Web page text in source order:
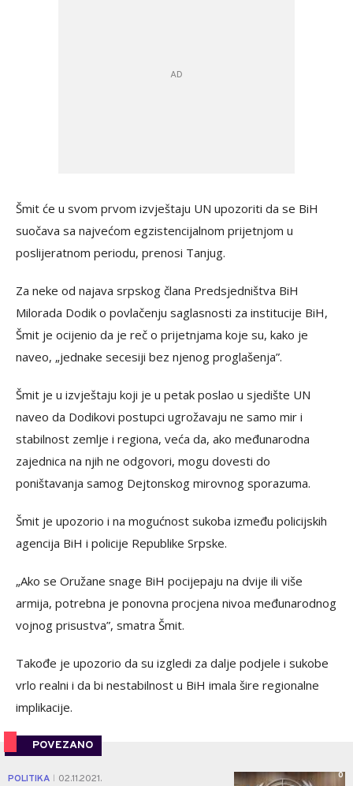
Šmit će u svom prvom izvještaju UN upozoriti da se BiH
suočava sa najvećom egzistencijalnom prijetnjom u
poslijeratnom periodu, prenosi Tanjug.
Za neke od najava srpskog člana Predsjedništva BiH
Milorada Dodik o povlačenju saglasnosti za institucije BiH,
Šmit je ocijenio da je reč o prijetnjama koje su, kako je
naveo, „jednake secesiji bez njenog proglašenja”.
Šmit je u izvještaju koji je u petak poslao u sjedište UN
naveo da Dodikovi postupci ugrožavaju ne samo mir i
stabilnost zemlje i regiona, veća da, ako međunarodna
zajednica na njih ne odgovori, mogu dovesti do
poništavanja samog Dejtonskog mirovnog sporazuma.
Šmit je upozorio i na mogućnost sukoba između policijskih
agencija BiH i policije Republike Srpske.
„Ako se Oružane snage BiH pocijepaju na dvije ili više
armija, potrebna je ponovna procjena nivoa međunarodnog
vojnog prisustva”, smatra Šmit.
Takođe je upozorio da su izgledi za dalje podjele i sukobe
vrlo realni i da bi nestabilnost u BiH imala šire regionalne
implikacije.
POVEZANO
POLITIKA 02.11.2021. 0